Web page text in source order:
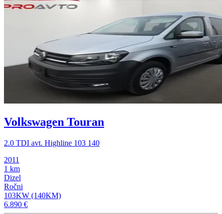
Volkswagen Touran
2.0 TDI avt. Highline 103 140
2011
1 km
Dizel
Ročni
103KW (140KM)
6.890 €